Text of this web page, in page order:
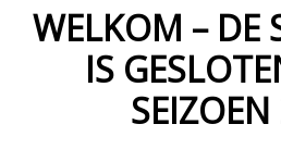
WELKOM – DE
IS